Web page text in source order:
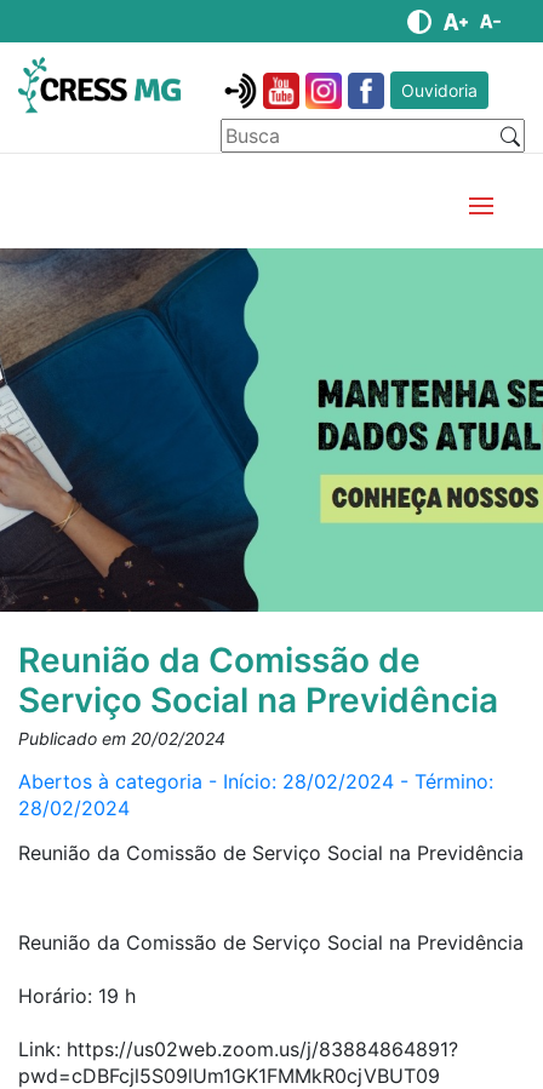
Ouvidoria
Reunião da Comissão de
Serviço Social na Previdência
Publicado em 20/02/2024
Abertos à categoria - Início: 28/02/2024 - Término:
28/02/2024
Reunião da Comissão de Serviço Social na Previdência
Reunião da Comissão de Serviço Social na Previdência
Horário: 19 h
Link: https://us02web.zoom.us/j/83884864891?
pwd=cDBFcjl5S09lUm1GK1FMMkR0cjVBUT09